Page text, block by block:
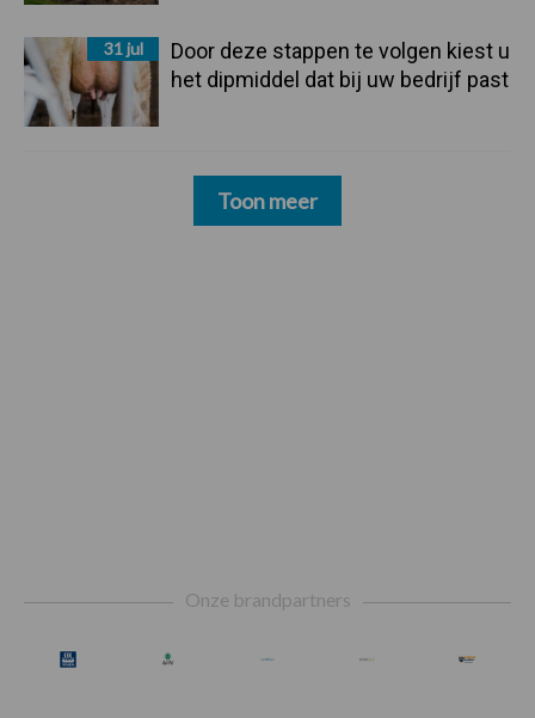
31 jul
Door deze stappen te volgen kiest u
het dipmiddel dat bij uw bedrijf past
Toon meer
Onze brandpartners